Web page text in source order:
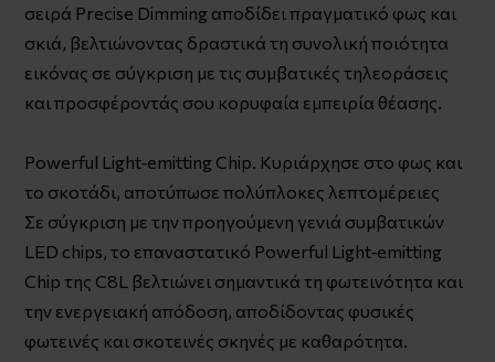
σειρά Precise Dimming αποδίδει πραγματικό φως και
σκιά, βελτιώνοντας δραστικά τη συνολική ποιότητα
εικόνας σε σύγκριση με τις συμβατικές τηλεοράσεις
και προσφέροντάς σου κορυφαία εμπειρία θέασης.
Powerful Light‑emitting Chip. Κυριάρχησε στο φως και
το σκοτάδι, αποτύπωσε πολύπλοκες λεπτομέρειες
Σε σύγκριση με την προηγούμενη γενιά συμβατικών
LED chips, το επαναστατικό Powerful Light‑emitting
Chip της C8L βελτιώνει σημαντικά τη φωτεινότητα και
την ενεργειακή απόδοση, αποδίδοντας φυσικές
φωτεινές και σκοτεινές σκηνές με καθαρότητα.